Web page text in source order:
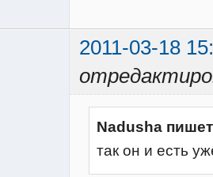
2011-03-18
Nadusha
так он и есть